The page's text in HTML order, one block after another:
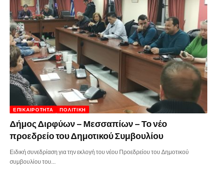
ΕΠΙΚΑΙΡΌΤΗΤΑ ΠΟΛΙΤΙΚΉ
Δήμος Διρφύων – Μεσσαπίων – Το νέο
προεδρείο του Δημοτικού Συμβουλίου
Ειδική συνεδρίαση για την εκλογή του νέου Προεδρείου του Δημοτικού
συμβουλίου του…